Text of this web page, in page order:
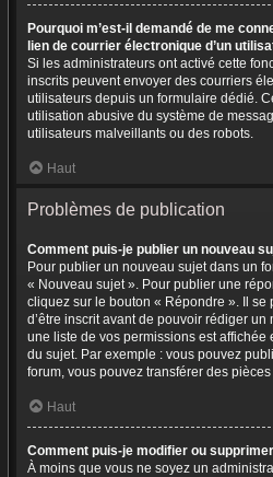
Pourquoi m’est-il demandé de me
lien de courrier électronique d’un
Si les administrateurs ont activé cette
inscrits peuvent envoyer des courriers
utilisateurs depuis un formulaire dédié.
utilisation abusive du système de
utilisateurs malveillants ou des robots.
Haut
Problèmes de publication
Comment puis-je publier un nouveau
Pour publier un nouveau sujet dans un
« Nouveau sujet ». Pour publier une
cliquez sur le bouton « Répondre ». Il se
d’être inscrit avant de pouvoir rédiger
une liste de vos permissions est affichée
du sujet. Par exemple : vous pouvez
forum, vous pouvez transférer des
Haut
Comment puis-je modifier ou
À moins que vous ne soyez un